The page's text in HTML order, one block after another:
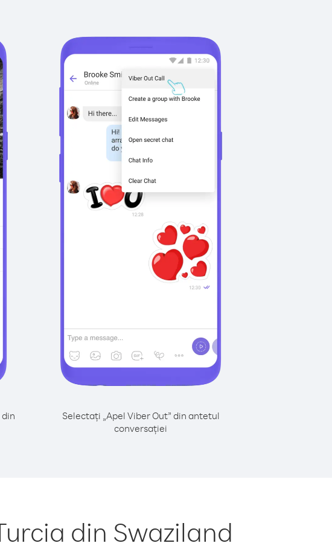
Selectați „Apel Viber Out” din antetul
conversației
din Swaziland